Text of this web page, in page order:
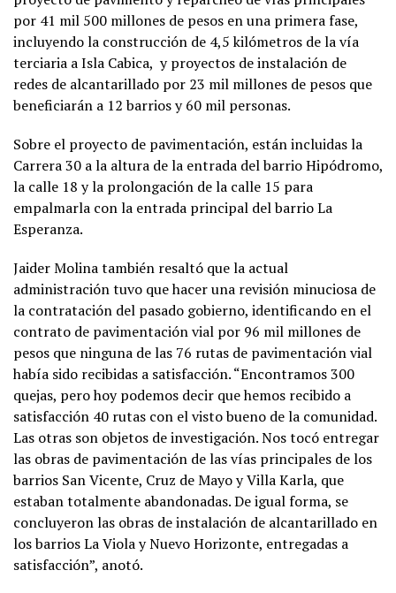
por 41 mil 500 millones de pesos en una primera fase,
incluyendo la construcción de 4,5 kilómetros de la vía
terciaria a Isla Cabica, y proyectos de instalación de
redes de alcantarillado por 23 mil millones de pesos que
beneficiarán a 12 barrios y 60 mil personas.
Sobre el proyecto de pavimentación, están incluidas la
Carrera 30 a la altura de la entrada del barrio Hipódromo,
la calle 18 y la prolongación de la calle 15 para
empalmarla con la entrada principal del barrio La
Esperanza.
Jaider Molina también resaltó que la actual
administración tuvo que hacer una revisión minuciosa de
la contratación del pasado gobierno, identificando en el
contrato de pavimentación vial por 96 mil millones de
pesos que ninguna de las 76 rutas de pavimentación vial
había sido recibidas a satisfacción. “Encontramos 300
quejas, pero hoy podemos decir que hemos recibido a
satisfacción 40 rutas con el visto bueno de la comunidad.
Las otras son objetos de investigación. Nos tocó entregar
las obras de pavimentación de las vías principales de los
barrios San Vicente, Cruz de Mayo y Villa Karla, que
estaban totalmente abandonadas. De igual forma, se
concluyeron las obras de instalación de alcantarillado en
los barrios La Viola y Nuevo Horizonte, entregadas a
satisfacción”, anotó.